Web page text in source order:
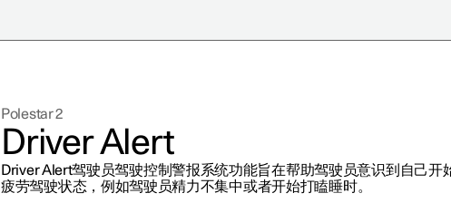
新闻
注册新闻简报
（在新窗口中打开）
Polestar 2
Driver Alert
Driver Alert驾驶员驾驶控制警报系统功能旨在帮助驾驶员意识到自己开
疲劳驾驶状态，例如驾驶员精力不集中或者开始打瞌睡时。